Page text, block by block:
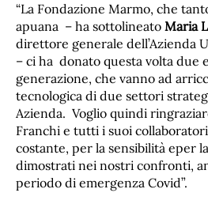
“La Fondazione Marmo, che
apuana – ha sottolineato Maria
direttore generale dell’Azienda
– ci ha donato questa volta due
generazione, che vanno ad
tecnologica di due settori
Azienda. Voglio quindi
Franchi e tutti i suoi
costante, per la sensibilità eper
dimostrati nei nostri confronti,
periodo di emergenza Covid”.